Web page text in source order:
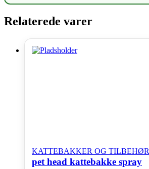
Relaterede varer
KATTEBAKKER OG TILBEHØR
pet head kattebakke spray